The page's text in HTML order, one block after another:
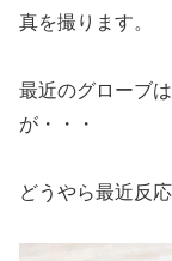
真を撮ります。
最近のグローブ
が・・・
どうやら最近反